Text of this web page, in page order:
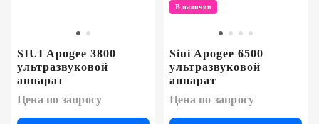
SIUI Apogee 3800
ультразвуковой
аппарат
Цена по запросу
В наличии
Siui Apogee 6500
ультразвуковой
аппарат
Цена по запросу